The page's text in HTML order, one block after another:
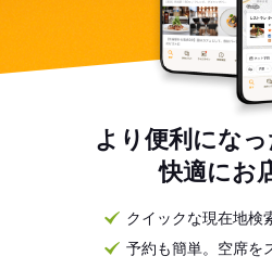
より便利にな
快適にお
クイックな現在地検
予約も簡単。空席を